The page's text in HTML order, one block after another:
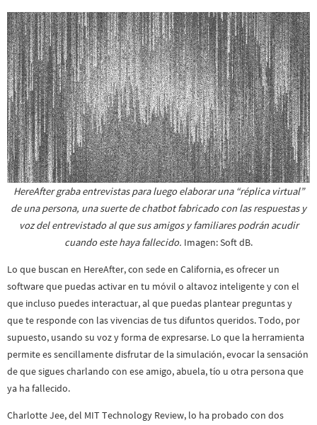
HereAfter graba entrevistas para luego elaborar una “réplica virtual”
de una persona, una suerte de chatbot fabricado con las respuestas y
voz del entrevistado al que sus amigos y familiares podrán acudir
cuando este haya fallecido. Imagen: Soft dB.
Lo que buscan en HereAfter, con sede en California, es ofrecer un
software que puedas activar en tu móvil o altavoz inteligente y con el
que incluso puedes interactuar, al que puedas plantear preguntas y
que te responde con las vivencias de tus difuntos queridos. Todo, por
supuesto, usando su voz y forma de expresarse. Lo que la herramienta
permite es sencillamente disfrutar de la simulación, evocar la sensación
de que sigues charlando con ese amigo, abuela, tío u otra persona que
ya ha fallecido.
Charlotte Jee, del MIT Technology Review, lo ha probado con dos